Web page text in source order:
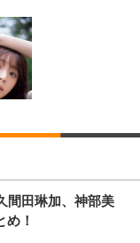
テレワーク 疲れな
パクト 約105度ロッ
面昇降 強化ナイロ
宅ワーク H-WY01
デスクチェア メッシ
ック
ェア 疲れない テレ
ニター | FlexScan
USB Type-C・ホワ
ニター | FlexScan
ツ 薄型 レギュラー 1
枚
ツ 厚型 ワイド 42枚
トブルー)
間田琳加、神部美
！